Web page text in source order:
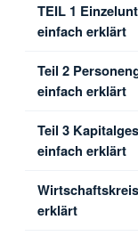
TEIL 1
einfach erklärt
Teil 2
einfach erklärt
Teil 3
einfach erklärt
erklärt